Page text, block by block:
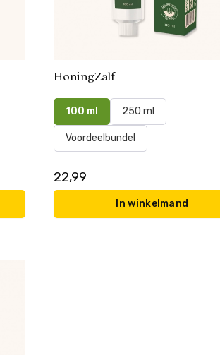
HoningZalf
100 ml 250 ml
Voordeelbundel
22,99
In winkelmand